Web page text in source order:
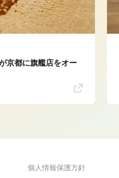
京都に旗艦店をオー
個人情報保護方針